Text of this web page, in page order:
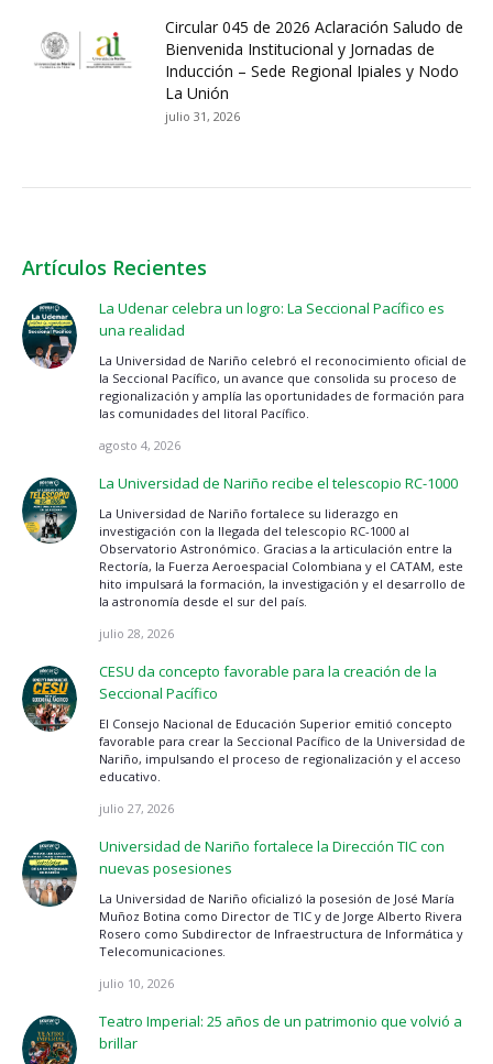
Circular 045 de 2026 Aclaración Saludo de
Bienvenida Institucional y Jornadas de
Inducción – Sede Regional Ipiales y Nodo
La Unión
julio 31, 2026
Artículos Recientes
La Udenar celebra un logro: La Seccional Pacífico es
una realidad
La Universidad de Nariño celebró el reconocimiento oficial de
la Seccional Pacífico, un avance que consolida su proceso de
regionalización y amplía las oportunidades de formación para
las comunidades del litoral Pacífico.
agosto 4, 2026
La Universidad de Nariño recibe el telescopio RC-1000
La Universidad de Nariño fortalece su liderazgo en
investigación con la llegada del telescopio RC-1000 al
Observatorio Astronómico. Gracias a la articulación entre la
Rectoría, la Fuerza Aeroespacial Colombiana y el CATAM, este
hito impulsará la formación, la investigación y el desarrollo de
la astronomía desde el sur del país.
julio 28, 2026
CESU da concepto favorable para la creación de la
Seccional Pacífico
El Consejo Nacional de Educación Superior emitió concepto
favorable para crear la Seccional Pacífico de la Universidad de
Nariño, impulsando el proceso de regionalización y el acceso
educativo.
julio 27, 2026
Universidad de Nariño fortalece la Dirección TIC con
nuevas posesiones
La Universidad de Nariño oficializó la posesión de José María
Muñoz Botina como Director de TIC y de Jorge Alberto Rivera
Rosero como Subdirector de Infraestructura de Informática y
Telecomunicaciones.
julio 10, 2026
Teatro Imperial: 25 años de un patrimonio que volvió a
brillar